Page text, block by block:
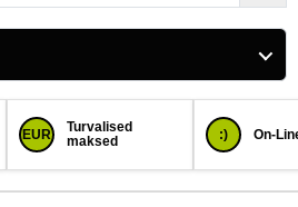
EUR
Turvalised
maksed
:) On-